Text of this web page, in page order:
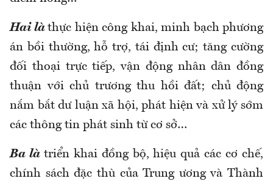
Hai là thực hiện công khai, minh bạch phương
án bồi thường, hỗ trợ, tái định cư; tăng cường
đối thoại trực tiếp, vận động nhân dân đồng
thuận với chủ trương thu hồi đất; chủ động
nắm bắt dư luận xã hội, phát hiện và xử lý sớm
các thông tin phát sinh từ cơ sở…
Ba là triển khai đồng bộ, hiệu quả các cơ chế,
chính sách đặc thù của Trung ương và Thành